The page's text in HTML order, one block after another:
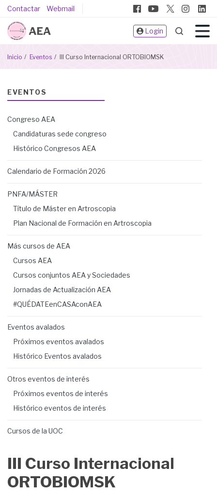
Pasar
contenido
principal
Pie
de
página
Contactar Webmail
Login
Sobrescribir
enlaces
ayuda
a
la
navegación
Inicio Eventos III Curso Internacional ORTOBIOMSK
EVENTOS
Congreso AEA
Candidaturas sede congreso
Histórico Congresos AEA
Calendario de Formación 2026
PNFA/MÁSTER
Título de Máster en Artroscopia
Plan Nacional de Formación en Artroscopia
Más cursos de AEA
Cursos AEA
Cursos conjuntos AEA y Sociedades
Jornadas de Actualización AEA
#QUÉDATEenCASAconAEA
Eventos avalados
Próximos eventos avalados
Histórico Eventos avalados
Otros eventos de interés
Próximos eventos de interés
Histórico eventos de interés
Cursos de la UOC
III Curso Internacional
ORTOBIOMSK